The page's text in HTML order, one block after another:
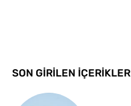
SON GİRİLEN İÇERİKLER